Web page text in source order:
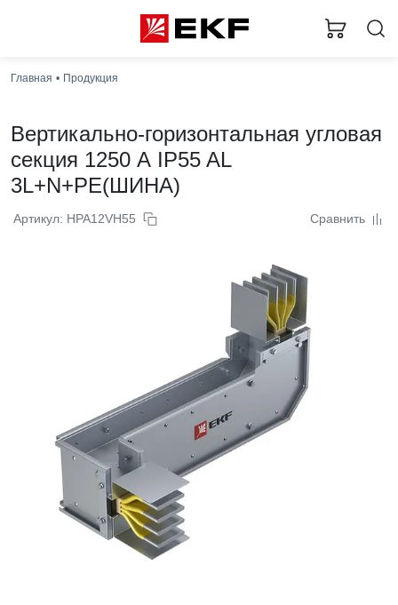
Главная Продукция
Вертикально-горизонтальная угловая
секция 1250 А IP55 AL
3L+N+PE(ШИНА)
Артикул: HPA12VH55 Сравнить